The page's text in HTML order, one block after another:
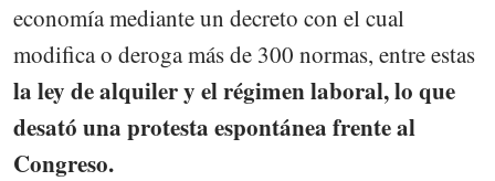
economía mediante un decreto con el cual
modifica o deroga más de 300 normas, entre estas
la ley de alquiler y el régimen laboral, lo que
desató una protesta espontánea frente al
Congreso.